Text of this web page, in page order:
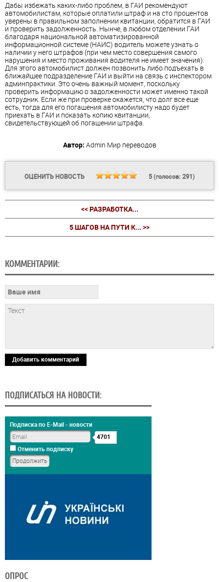
Дабы избежать каких-либо проблем, в ГАИ рекомендуют
автомобилистам, которые оплатили штраф и на сто процентов
уверены в правильном заполнении квитанции, обратится в ГАИ
и проверить задолженность. Нынче, в любом отделении ГАИ
благодаря национальной автоматизированной
информационной системе (НАИС) водитель можете узнать о
наличии у него штрафов (при чем место совершения самого
нарушения и место проживания водителя не имеет значения).
Для этого автомобилист должен позвонить либо подъехать в
ближайшее подразделение ГАИ и выйти на связь с инспектором
админпрактики. Это очень важный момент, поскольку
проверить информацию о задолженности может именно такой
сотрудник. Если же при проверке окажется, что долг все еще
есть, тогда для его погашения автомобилисту надо будет
приехать в ГАИ и показать копию квитанции,
свидетельствующей об погашении штрафа.
Автор: Admin Мир переводов
ОЦЕНИТЬ НОВОСТЬ 5(голосов: 291)
<< РАЗРАБОТКА...
5 ШАГОВ НА ПУТИ К... >>
КОММЕНТАРИИ:
Добавить комментарий
ПОДПИСАТЬСЯ НА НОВОСТИ:
Подписка по E-Mail - новости
4701
Отменить подписку
ОПРОС